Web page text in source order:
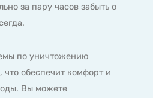
за пару часов забыть о
по уничтожению
что обеспечит комфорт и
Вы можете